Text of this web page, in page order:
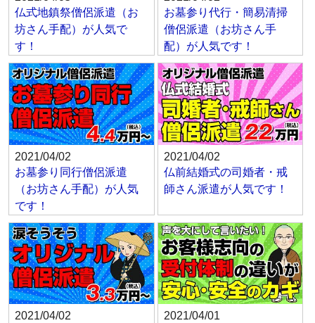
仏式地鎮祭僧侶派遣（お
坊さん手配）が人気で
す！
お墓参り代行・簡易清掃
僧侶派遣（お坊さん手
配）が人気です！
2021/04/02
お墓参り同行僧侶派遣
（お坊さん手配）が人気
です！
2021/04/02
仏前結婚式の司婚者・戒
師さん派遣が人気です！
2021/04/02
2021/04/01